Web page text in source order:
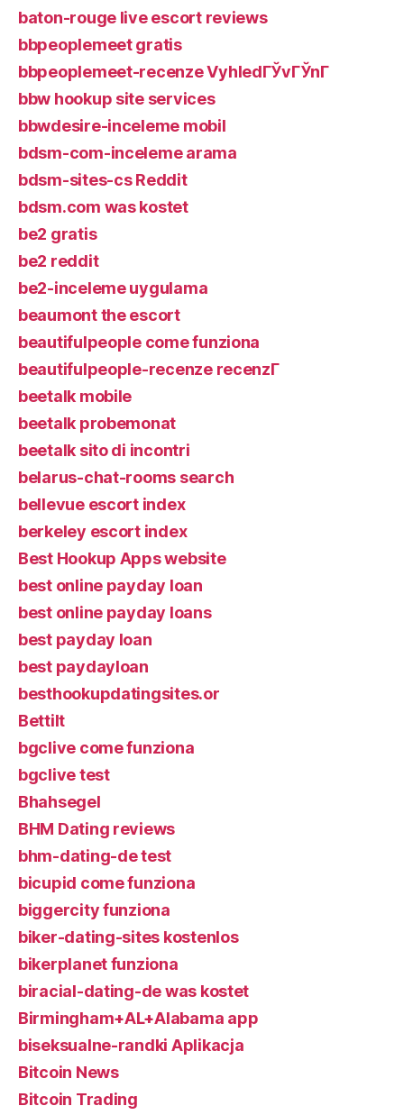
baton-rouge live escort reviews
bbpeoplemeet gratis
bbpeoplemeet-recenze VyhledГЎvГЎnГ­
bbw hookup site services
bbwdesire-inceleme mobil
bdsm-com-inceleme arama
bdsm-sites-cs Reddit
bdsm.com was kostet
be2 gratis
be2 reddit
be2-inceleme uygulama
beaumont the escort
beautifulpeople come funziona
beautifulpeople-recenze recenzГ­
beetalk mobile
beetalk probemonat
beetalk sito di incontri
belarus-chat-rooms search
bellevue escort index
berkeley escort index
Best Hookup Apps website
best online payday loan
best online payday loans
best payday loan
best paydayloan
besthookupdatingsites.or
Bettilt
bgclive come funziona
bgclive test
Bhahsegel
BHM Dating reviews
bhm-dating-de test
bicupid come funziona
biggercity funziona
biker-dating-sites kostenlos
bikerplanet funziona
biracial-dating-de was kostet
Birmingham+AL+Alabama app
biseksualne-randki Aplikacja
Bitcoin News
Bitcoin Trading